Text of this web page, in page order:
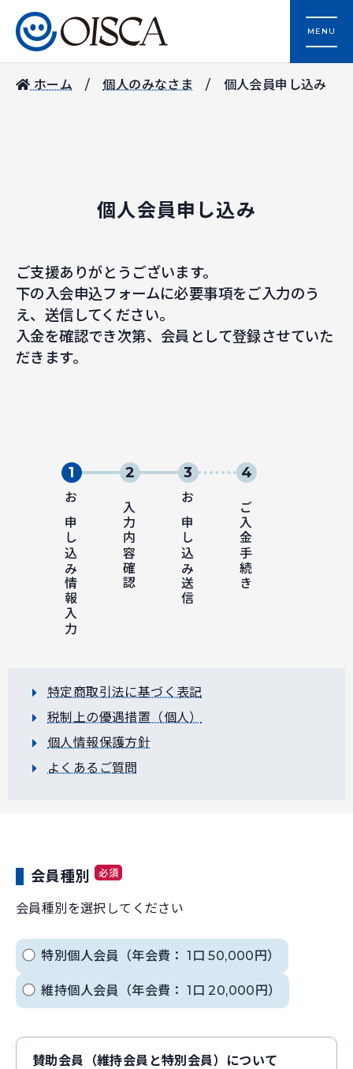
MENU
ホーム 個人のみなさま 個人会員申し込み
個人会員申し込み
ご支援ありがとうございます。
下の入会申込フォームに必要事項をご入力のう
え、送信してください。
入金を確認でき次第、会員として登録させていた
だきます。
お申し込み情報入力 入力内容確認 お申し込み送信 ご入金手続き
特定商取引法に基づく表記
税制上の優遇措置（個人）
個人情報保護方針
よくあるご質問
会員種別 必須
会員種別を選択してください
特別個人会員（年会費： 1口 50,000円）
維持個人会員（年会費： 1口 20,000円）
賛助会員（維持会員と特別会員）について